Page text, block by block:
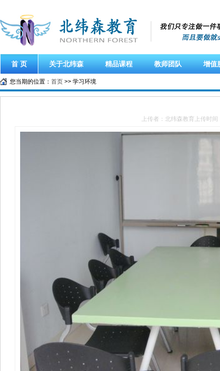
首 页 关于北纬森 精品课程 教师团队 增值
您当期的位置： 首页 >> 学习环境
上传者：北纬森教育 上传时